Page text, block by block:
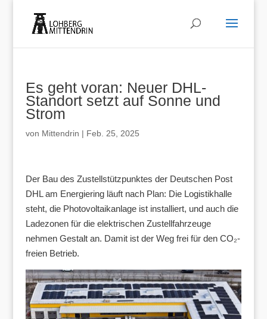
Es geht voran: Neuer DHL-
Standort setzt auf Sonne und
Strom
von Mittendrin | Feb. 25, 2025
Der Bau des Zustellstützpunktes der Deutschen Post
DHL am Energiering läuft nach Plan: Die Logistikhalle
steht, die Photovoltaikanlage ist installiert, und auch die
Ladezonen für die elektrischen Zustellfahrzeuge
nehmen Gestalt an. Damit ist der Weg frei für den CO₂-
freien Betrieb.